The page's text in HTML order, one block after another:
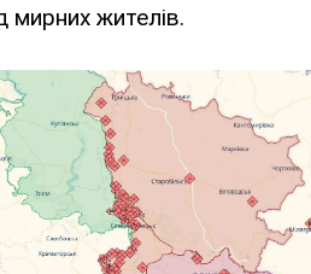
мирних жителів.